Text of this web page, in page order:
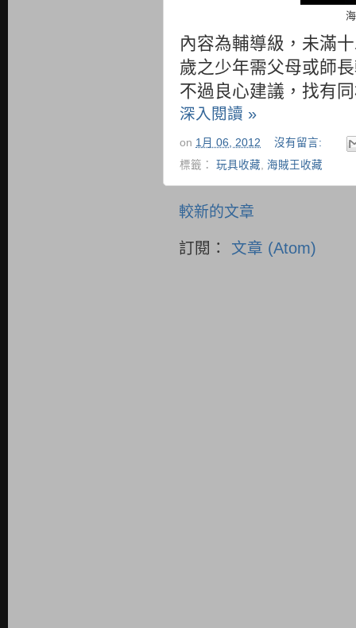
內容為輔導級， 未滿
歲之少年需父母或師
不過良心建議，找有
深入閱讀 »
on 1月 06, 2012
沒有留言:
標籤： 玩具收藏 海賊王收藏
較新的文章
訂閱： 文章 (Atom)